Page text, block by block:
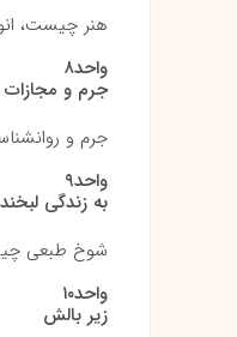
هنر چیست،
واحد۸
جرم و مجازات
جرم و
واحد۹
به زندگی
شوخ طبعی
واحد۱۰
زیر بالش